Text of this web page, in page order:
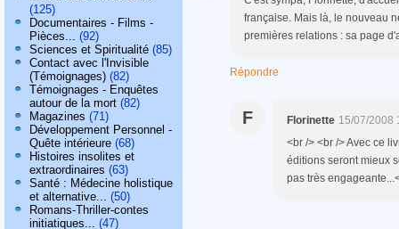
(125)
Documentaires - Films -
Pièces... (92)
Sciences et Spiritualité (85)
Contact avec l'Invisible
(Témoignages) (82)
Témoignages - Enquêtes
autour de la mort (82)
Magazines (71)
Développement Personnel -
Quête intérieure (68)
Histoires insolites et
extraordinaires (63)
Santé : Médecine holistique
et alternative... (50)
Romans-Thriller-contes
initiatiques... (47)
française. Mais là, le nouveau
premières relations : sa page
Répondre
F Florinette 15/07/2008
<br /> <br /> Avec ce
éditions seront mieux
pas très